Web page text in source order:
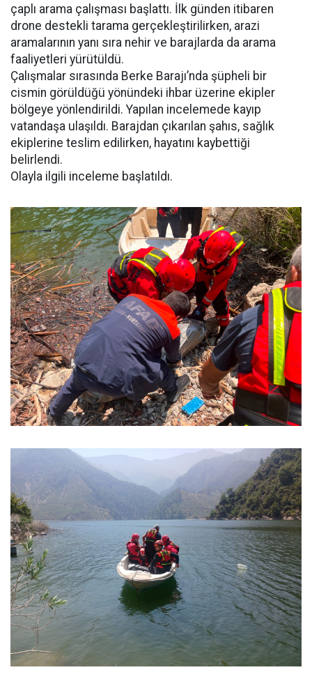
çaplı arama çalışması başlattı. İlk günden itibaren
drone destekli tarama gerçekleştirilirken, arazi
aramalarının yanı sıra nehir ve barajlarda da arama
faaliyetleri yürütüldü.
Çalışmalar sırasında Berke Barajı’nda şüpheli bir
cismin görüldüğü yönündeki ihbar üzerine ekipler
bölgeye yönlendirildi. Yapılan incelemede kayıp
vatandaşa ulaşıldı. Barajdan çıkarılan şahıs, sağlık
ekiplerine teslim edilirken, hayatını kaybettiği
belirlendi.
Olayla ilgili inceleme başlatıldı.